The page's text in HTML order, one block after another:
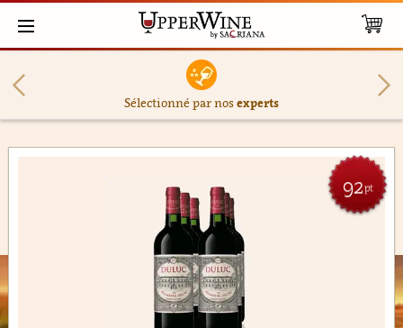
Sélectionné par nosexperts
92pt